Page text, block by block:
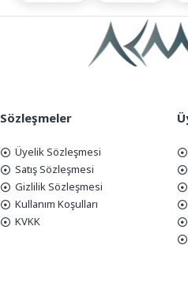
Sözleşmeler
Üyelik Sözleşmesi
Satış Sözleşmesi
Gizlilik Sözleşmesi
Kullanım Koşulları
KVKK